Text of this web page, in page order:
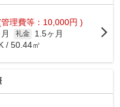
理費等：10,000円 )
礼金
1.5ヶ月
/ 50.44㎡